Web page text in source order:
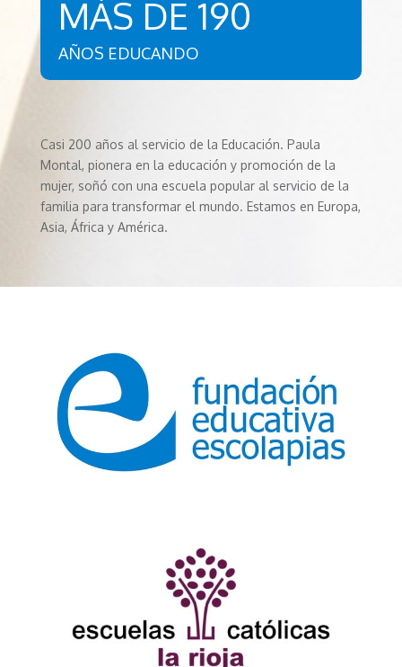
MÁS DE 190
AÑOS EDUCANDO
Casi 200 años al servicio de la Educación. Paula
Montal, pionera en la educación y promoción de la
mujer, soñó con una escuela popular al servicio de la
familia para transformar el mundo. Estamos en Europa,
Asia, África y América.